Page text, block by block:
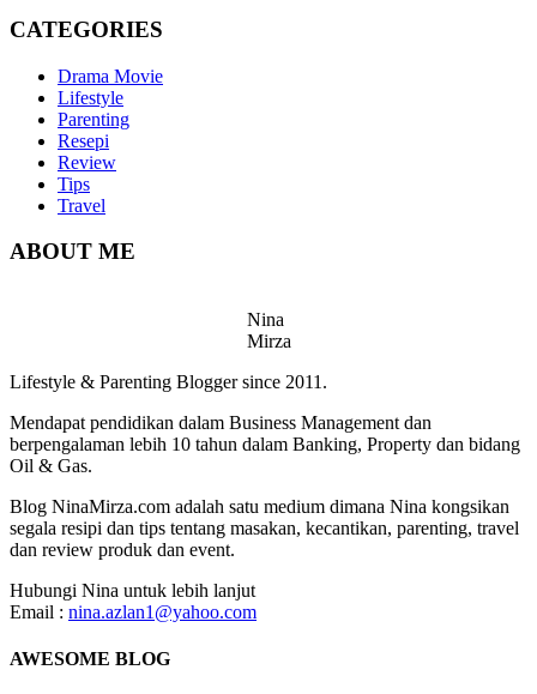
CATEGORIES
Drama Movie
Lifestyle
Parenting
Resepi
Review
Tips
Travel
ABOUT ME
Nina
Mirza
Lifestyle & Parenting Blogger since 2011.
Mendapat pendidikan dalam Business Management dan
berpengalaman lebih 10 tahun dalam Banking, Property dan bidang
Oil & Gas.
Blog NinaMirza.com adalah satu medium dimana Nina kongsikan
segala resipi dan tips tentang masakan, kecantikan, parenting, travel
dan review produk dan event.
Hubungi Nina untuk lebih lanjut
Email : nina.azlan1@yahoo.com
AWESOME BLOG